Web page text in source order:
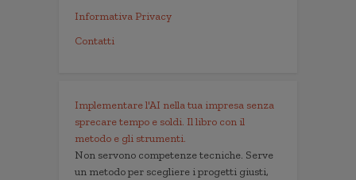
Informativa Privacy
Contatti
Implementare l'AI nella tua impresa senza
sprecare tempo e soldi. Il libro con il
metodo e gli strumenti.
Non servono competenze tecniche. Serve
un metodo per scegliere i progetti giusti,